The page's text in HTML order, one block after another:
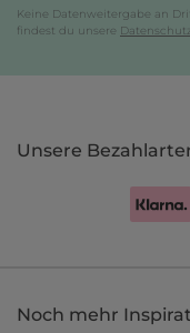
Keine Datenweitergabe an
findest du unsere
Unsere
Noch mehr